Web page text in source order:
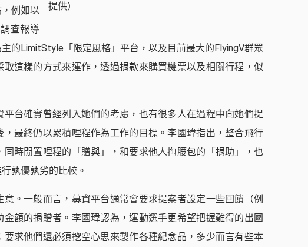
提供）
例如以
查報導
的LimitStyle「限定風格」平台，以及目前最大的FlyingV群眾
這樣的方式來運作，透過捐款來購買機票以及相關行程，似
台確實曾經列入她們的考慮，也有很多人在過程中向她們提
最終仍以累積哩程作為工作的目標。李國瑋指出，整合飛行
時閒置哩程的「贈與」，和要求他人掏腰包的「捐助」，也
孰優孰劣的比較。
。一般而言，募資平台通常會要求提案者設定一些回饋（例
額的捐贈者。李國瑋認為，運動選手更希望把握難得的出國
求他們還必須挖空心思來製作各種紀念品，多少而言有些本